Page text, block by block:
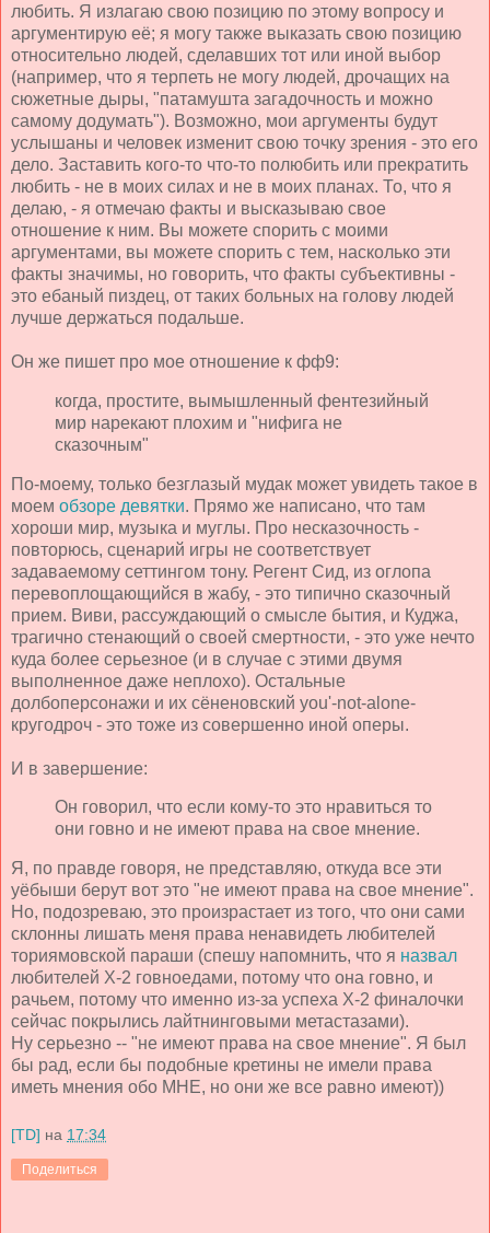
любить. Я излагаю свою позицию по этому вопросу и
аргументирую её; я могу также выказать свою позицию
относительно людей, сделавших тот или иной выбор
(например, что я терпеть не могу людей, дрочащих на
сюжетные дыры, "патамушта загадочность и можно
самому додумать"). Возможно, мои аргументы будут
услышаны и человек изменит свою точку зрения - это его
дело. Заставить кого-то что-то полюбить или прекратить
любить - не в моих силах и не в моих планах. То, что я
делаю, - я отмечаю факты и высказываю свое
отношение к ним. Вы можете спорить с моими
аргументами, вы можете спорить с тем, насколько эти
факты значимы, но говорить, что факты субъективны -
это ебаный пиздец, от таких больных на голову людей
лучше держаться подальше.
Он же пишет про мое отношение к фф9:
когда, простите, вымышленный фентезийный
мир нарекают плохим и "нифига не
сказочным"
По-моему, только безглазый мудак может увидеть такое в
моем обзоре девятки. Прямо же написано, что там
хороши мир, музыка и муглы. Про несказочность -
повторюсь, сценарий игры не соответствует
задаваемому сеттингом тону. Регент Сид, из оглопа
перевоплощающийся в жабу, - это типично сказочный
прием. Виви, рассуждающий о смысле бытия, и Куджа,
трагично стенающий о своей смертности, - это уже нечто
куда более серьезное (и в случае с этими двумя
выполненное даже неплохо). Остальные
долбоперсонажи и их сёненовский you'-not-alone-
кругодроч - это тоже из совершенно иной оперы.
И в завершение:
Он говорил, что если кому-то это нравиться то
они говно и не имеют права на свое мнение.
Я, по правде говоря, не представляю, откуда все эти
уёбыши берут вот это "не имеют права на свое мнение".
Но, подозреваю, это произрастает из того, что они сами
склонны лишать меня права ненавидеть любителей
ториямовской параши (спешу напомнить, что я назвал
любителей Х-2 говноедами, потому что она говно, и
рачьем, потому что именно из-за успеха Х-2 финалочки
сейчас покрылись лайтнинговыми метастазами).
Ну серьезно -- "не имеют права на свое мнение". Я был
бы рад, если бы подобные кретины не имели права
иметь мнения обо МНЕ, но они же все равно имеют))
[TD] на 17:34
Поделиться